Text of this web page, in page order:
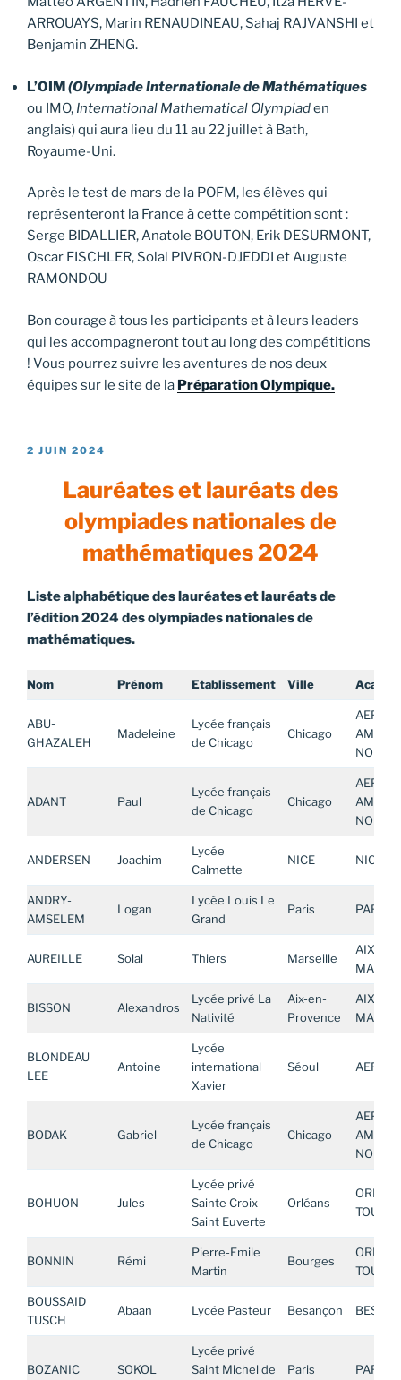
ARROUAYS, Marin RENAUDINEAU, Sahaj RAJVANSHI et
Benjamin ZHENG.
L’OIM(Olympiade Internationale de Mathématiques
ou IMO, International Mathematical Olympiaden
anglais) qui aura lieu du 11 au 22 juillet à Bath,
Royaume-Uni.
Après le test de mars de la POFM, les élèves qui
représenteront la France à cette compétition sont :
Serge BIDALLIER, Anatole BOUTON, Erik DESURMONT,
Oscar FISCHLER, Solal PIVRON-DJEDDI et Auguste
RAMONDOU
Bon courage à tous les participants et à leurs leaders
qui les accompagneront tout au long des compétitions
! Vous pourrez suivre les aventures de nos deux
équipes sur le site de la Préparation Olympique.
PUBLIÉ
2 JUIN 2024
Lauréates et lauréats des
olympiades nationales de
mathématiques 2024
Liste alphabétique des lauréates et lauréats de
l’édition 2024 des olympiades nationales de
mathématiques.
Nom Prénom Etablissement Ville
ABU-
GHAZALEH
Madeleine
Lycée français
de Chicago
Chicago
AEFE
NORD
ADANT Paul
Lycée français
de Chicago
Chicago
AEFE
NORD
ANDERSEN Joachim
Lycée
Calmette
NICE NICE
ANDRY-
AMSELEM
Logan
Lycée Louis Le
Grand
Paris PARIS
AUREILLE Solal Thiers Marseille
AIX-
BISSON Alexandros
Lycée privé La
Nativité
Aix-en-
Provence
AIX-
BLONDEAU
LEE
Antoine
Lycée
international
Xavier
Séoul AEFE
BODAK Gabriel
Lycée français
de Chicago
Chicago
AEFE
NORD
BOHUON Jules
Lycée privé
Sainte Croix
Saint Euverte
Orléans
TOURS
BONNIN Rémi
Pierre-Emile
Martin
Bourges
TOURS
BOUSSAID
TUSCH
Abaan Lycée Pasteur Besançon
BOZANIC SOKOL
Lycée privé
Saint Michel de
Paris PARIS